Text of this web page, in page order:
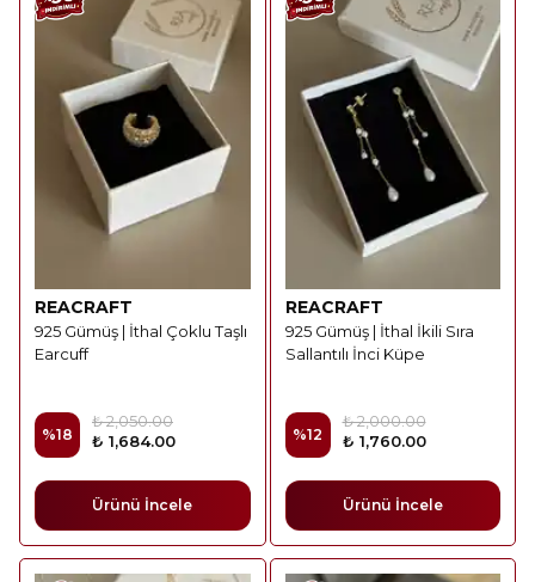
REACRAFT
925 Gümüş | İthal Çoklu Taşlı
Earcuff
%18
₺ 2,050.00
₺ 1,684.00
Ürünü İncele
REACRAFT
925 Gümüş | İthal İkili Sıra
Sallantılı İnci Küpe
%12
₺ 2,000.00
₺ 1,760.00
Ürünü İncele